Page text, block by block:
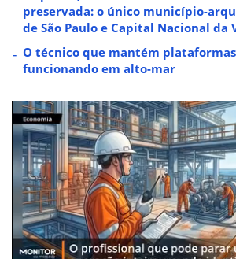
preservada: o único município-
de São Paulo e Capital Nacional da
O técnico que mantém
funcionando em alto-mar